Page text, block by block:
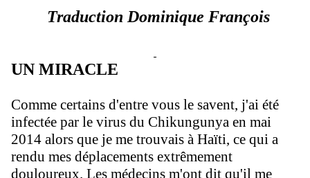
Traduction Dominique François
UN MIRACLE
Comme certains d'entre vous le savent, j'ai été
infectée par le virus du Chikungunya en mai
2014 alors que je me trouvais à Haïti, ce qui a
rendu mes déplacements extrêmement
douloureux. Les médecins m'ont dit qu'il me